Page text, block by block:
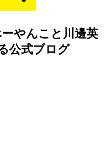
やんこと川邊英
公式ブログ